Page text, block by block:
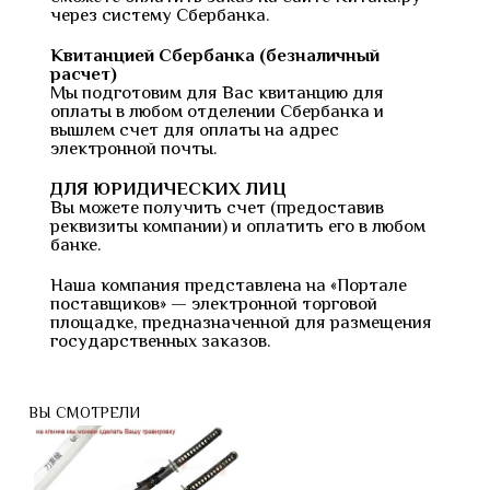
через систему Сбербанка.
Квитанцией Сбербанка (безналичный
расчет)
Мы подготовим для Вас квитанцию для
оплаты в любом отделении Сбербанка и
вышлем счет для оплаты на адрес
электронной почты.
ДЛЯ ЮРИДИЧЕСКИХ ЛИЦ
Вы можете получить счет (предоставив
реквизиты компании) и оплатить его в любом
банке.
Наша компания представлена на «Портале
поставщиков» — электронной торговой
площадке, предназначенной для размещения
государственных заказов.
ВЫ СМОТРЕЛИ